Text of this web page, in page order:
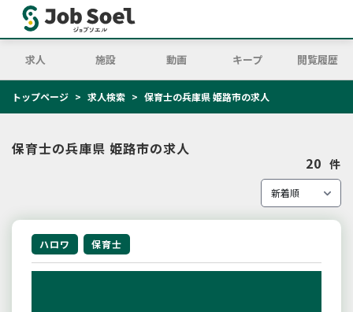
求人 施設 動画 キープ 閲覧履歴
トップページ 求人検索 保育士の兵庫県 姫路市の求人
保育士の兵庫県 姫路市の求人
20 件
ハロワ 保育士